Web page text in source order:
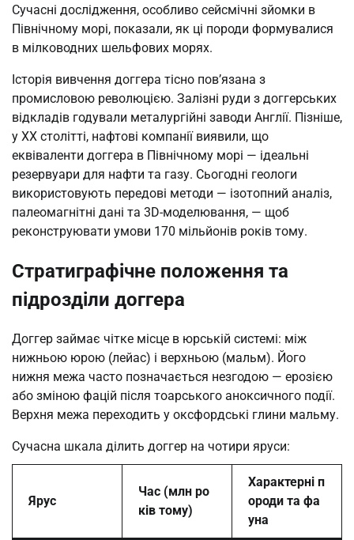
Сучасні дослідження, особливо сейсмічні зйомки в
Північному морі, показали, як ці породи формувалися
в мілководних шельфових морях.
Історія вивчення доггера тісно пов’язана з
промисловою революцією. Залізні руди з доггерських
відкладів годували металургійні заводи Англії. Пізніше,
у XX столітті, нафтові компанії виявили, що
еквіваленти доггера в Північному морі — ідеальні
резервуари для нафти та газу. Сьогодні геологи
використовують передові методи — ізотопний аналіз,
палеомагнітні дані та 3D-моделювання, — щоб
реконструювати умови 170 мільйонів років тому.
Стратиграфічне положення та
підрозділи доггера
Доггер займає чітке місце в юрській системі: між
нижньою юрою (лейас) і верхньою (мальм). Його
нижня межа часто позначається незгодою — ерозією
або зміною фацій після тоарського аноксичного події.
Верхня межа переходить у оксфордські глини мальму.
Сучасна шкала ділить доггер на чотири яруси:
Ярус
Час (млн ро
ків тому)
Характерні п
ороди та фа
уна